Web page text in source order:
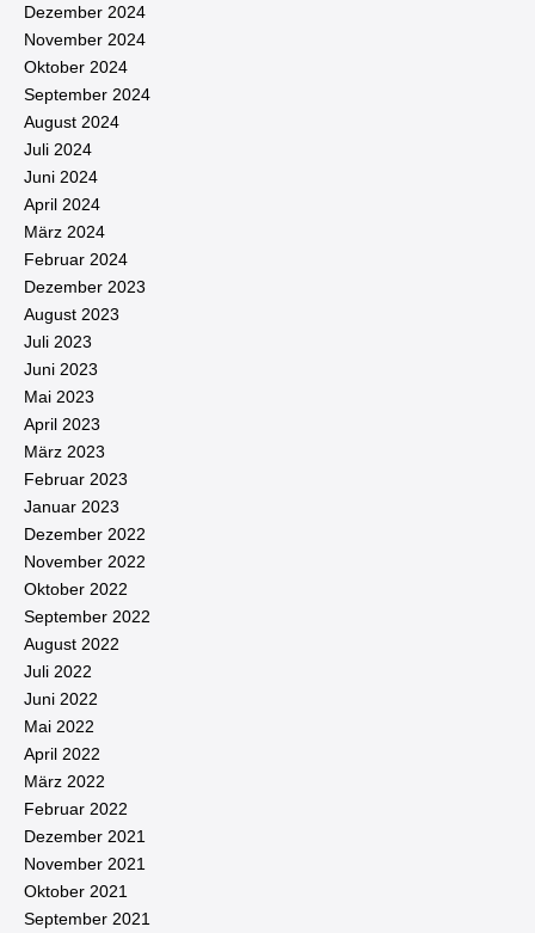
Dezember 2024
November 2024
Oktober 2024
September 2024
August 2024
Juli 2024
Juni 2024
April 2024
März 2024
Februar 2024
Dezember 2023
August 2023
Juli 2023
Juni 2023
Mai 2023
April 2023
März 2023
Februar 2023
Januar 2023
Dezember 2022
November 2022
Oktober 2022
September 2022
August 2022
Juli 2022
Juni 2022
Mai 2022
April 2022
März 2022
Februar 2022
Dezember 2021
November 2021
Oktober 2021
September 2021